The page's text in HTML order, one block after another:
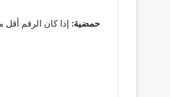
حمضية: إذا كان الرقم أقل